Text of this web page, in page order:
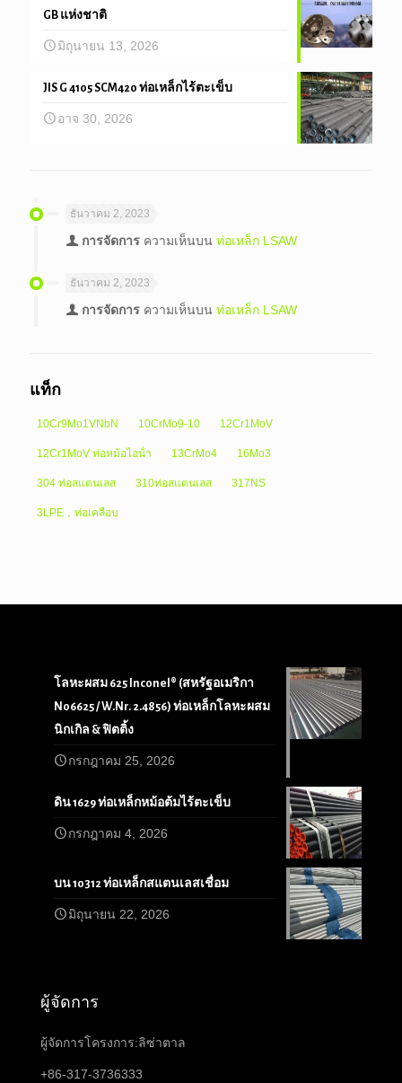
GB แห่งชาติ
มิถุนายน 13, 2026
JIS G 4105 SCM420 ท่อเหล็กไร้ตะเข็บ
อาจ 30, 2026
ธันวาคม 2, 2023
การจัดการ ความเห็นบน ท่อเหล็ก LSAW
ธันวาคม 2, 2023
การจัดการ ความเห็นบน ท่อเหล็ก LSAW
แท็ก
10Cr9Mo1VNbN 10CrMo9-10 12Cr1MoV
12Cr1MoV ท่อหม้อไอน้ํา 13CrMo4 16Mo3
304 ท่อสแตนเลส 310ท่อสแตนเลส 317NS
3LPE，ท่อเคลือบ
โลหะผสม 625 Inconel® (สหรัฐอเมริกา
N06625 / W.Nr. 2.4856) ท่อเหล็กโลหะผสม
นิกเกิล & ฟิตติ้ง
กรกฎาคม 25, 2026
ดิน 1629 ท่อเหล็กหม้อต้มไร้ตะเข็บ
กรกฎาคม 4, 2026
บน 10312 ท่อเหล็กสแตนเลสเชื่อม
มิถุนายน 22, 2026
ผู้จัดการ
ผู้จัดการโครงการ:ลิซ่าตาล
+86-317-3736333